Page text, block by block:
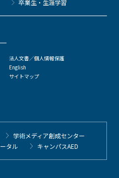
卒業生・生涯学習
法人文書／個人情報保護
English
サイトマップ
学術メディア創成センター
タル
キャンパスAED